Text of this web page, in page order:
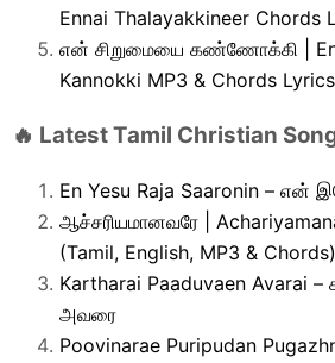
Ennai Thalayakkineer Chords
என் சிறுமையை கண்ணோக்கி | En
Kannokki MP3 & Chords Lyrics
🔥 Latest Tamil Christian
En Yesu Raja Saaronin – என்
ஆச்சரியமானவரே |
(Tamil, English, MP3 & Chords)
Kartharai Paaduvaen Avarai –
அவரை
Poovinarae Puripudan